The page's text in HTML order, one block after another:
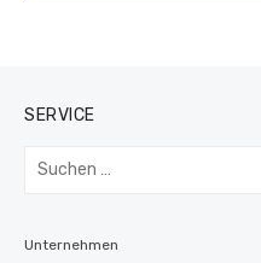
SERVICE
Suchen
Unternehmen